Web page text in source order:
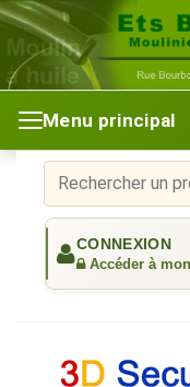
Menu principal